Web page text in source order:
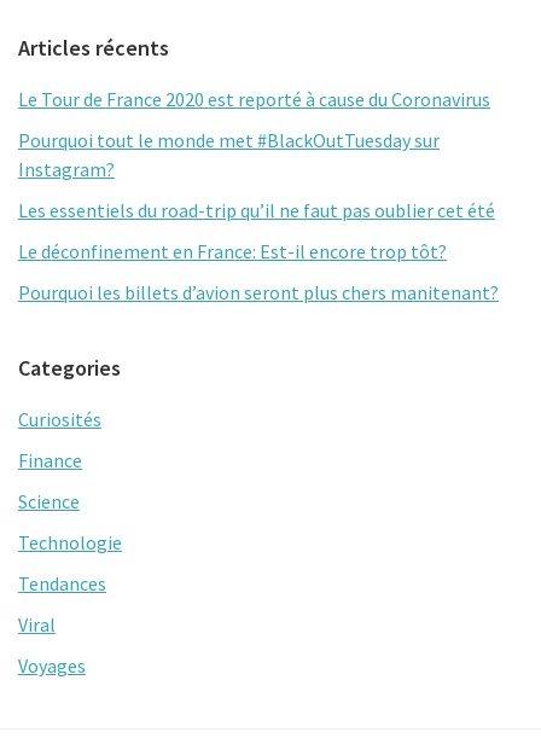
o
o
k
er l
r
Primary
Sidebar
Articles récents
Le Tour de France 2020 est reporté à cause du Coronavirus
Pourquoi tout le monde met #BlackOutTuesday sur
Instagram?
Les essentiels du road-trip qu’il ne faut pas oublier cet été
Le déconfinement en France: Est-il encore trop tôt?
Pourquoi les billets d’avion seront plus chers manitenant?
Categories
Curiosités
Finance
Science
Technologie
Tendances
Viral
Voyages